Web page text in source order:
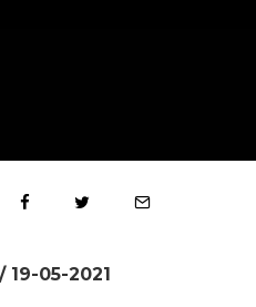
19-05-2021